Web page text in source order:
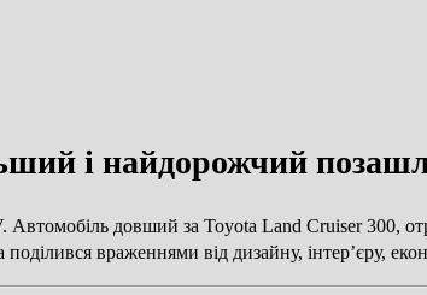
і найдорожчий
довший за Toyota Land Cruiser 300,
враженнями від дизайну, інтер’єру,